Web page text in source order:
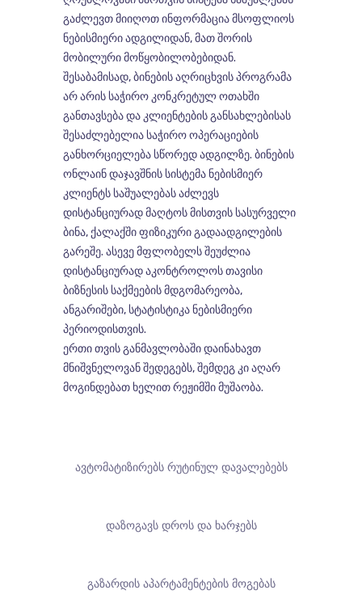
გაძლევთ მიიღოთ ინფორმაცია მსოფლიოს
ნებისმიერი ადგილიდან, მათ შორის
მობილური მოწყობილობებიდან.
შესაბამისად, ბინების აღრიცხვის პროგრამა
არ არის საჭირო კონკრეტულ ოთახში
განთავსება და კლიენტების განსახლებისას
შესაძლებელია საჭირო ოპერაციების
განხორციელება სწორედ ადგილზე. ბინების
ონლაინ დაჯავშნის სისტემა ნებისმიერ
კლიენტს საშუალებას აძლევს
დისტანციურად მაღტოს მისთვის სასურველი
ბინა, ქალაქში ფიზიკური გადაადგილების
გარეშე. ასევე მფლობელს შეუძლია
დისტანციურად აკონტროლოს თავისი
ბიზნესის საქმეების მდგომარეობა,
ანგარიშები, სტატისტიკა ნებისმიერი
პერიოდისთვის.
ერთი თვის განმავლობაში დაინახავთ
მნიშვნელოვან შედეგებს, შემდეგ კი აღარ
მოგინდებათ ხელით რეჟიმში მუშაობა.
ავტომატიზირებს რუტინულ დავალებებს
დაზოგავს დროს და ხარჯებს
გაზარდის აპარტამენტების მოგებას